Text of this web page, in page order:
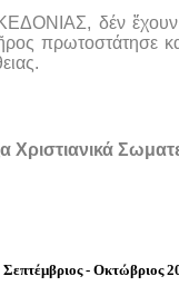
δέν
πρωτοστάτησε
Χριστιανικά
Σεπτέμβριος - Οκτώβριος